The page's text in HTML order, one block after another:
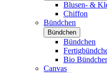
Blusen- &
Chiffon
Bündchen
Bündchen
Bündchen
Bio
Canvas